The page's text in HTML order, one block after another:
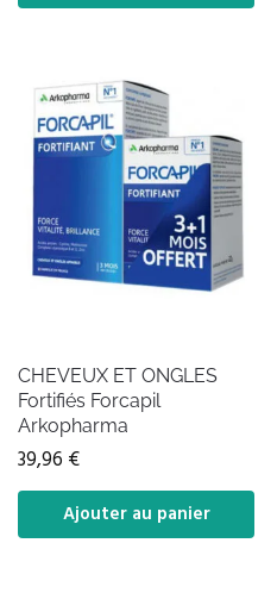
CHEVEUX ET ONGLES
Fortifiés Forcapil
Arkopharma
39,96 €
Ajouter au panier